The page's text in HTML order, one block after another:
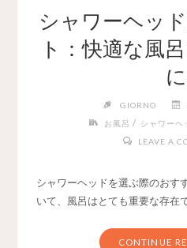
シャワーヘッ
ト：快適な風
に
GIORNO
お風呂 / シャワーヘ
LEAVE A
シャワーヘッドを選ぶ際のおす
いて、風呂はとても重要な存在で
CONTINUE